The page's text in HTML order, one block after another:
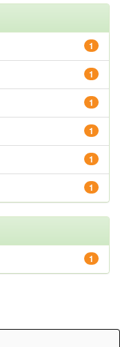
1
1
1
1
1
1
1